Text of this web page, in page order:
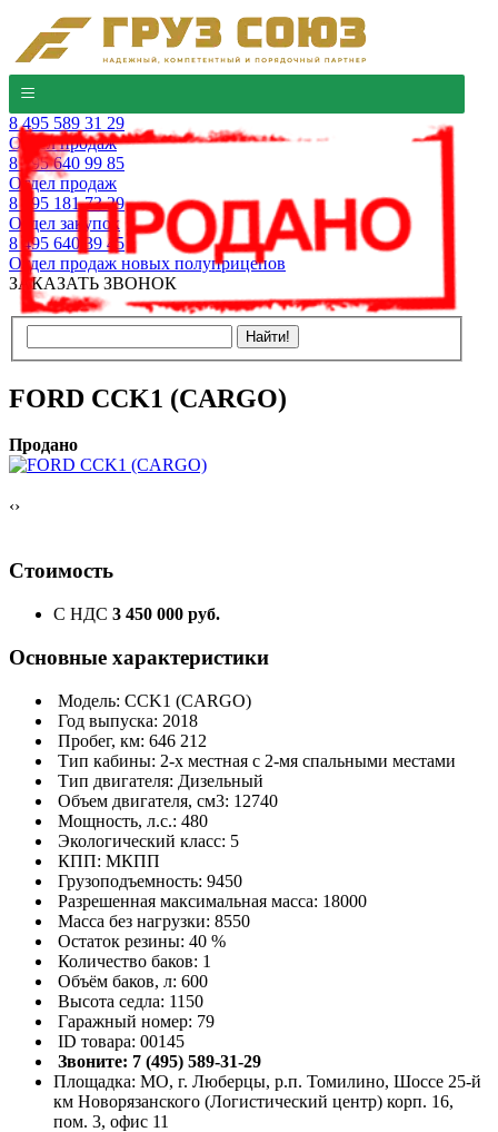
8 495 589 31 29
Отдел продаж
8 495 640 99 85
Отдел продаж
8 495 181 73 29
Отдел закупок
8 495 640 39 45
Отдел продаж новых полуприцепов
ЗАКАЗАТЬ ЗВОНОК
FORD CCK1 (CARGO)
Продано
‹›
Стоимость
С НДС 3 450 000 руб.
Основные характеристики
Модель: CCK1 (CARGO)
Год выпуска: 2018
Пробег, км: 646 212
Тип кабины: 2-х местная с 2-мя спальными местами
Тип двигателя: Дизельный
Объем двигателя, см3: 12740
Мощность, л.с.: 480
Экологический класс: 5
КПП: МКПП
Грузоподъемность: 9450
Разрешенная максимальная масса: 18000
Масса без нагрузки: 8550
Остаток резины: 40 %
Количество баков: 1
Объём баков, л: 600
Высота седла: 1150
Гаражный номер: 79
ID товара: 00145
Звоните: 7 (495) 589-31-29
Площадка: МО, г. Люберцы, р.п. Томилино, Шоссе 25-й
км Новорязанского (Логистический центр) корп. 16,
пом. 3, офис 11